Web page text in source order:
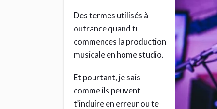
Des termes utilisés à
outrance quand tu
commences la production
musicale en home studio.
Et pourtant, je sais
comme ils peuvent
t’induire en erreur ou te